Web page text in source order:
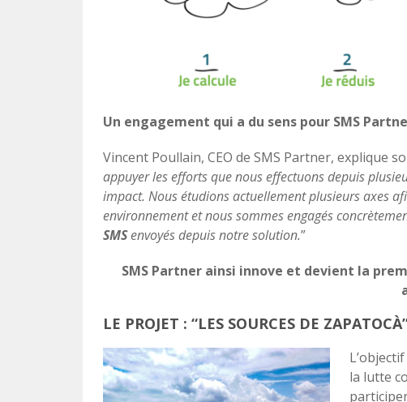
Un engagement qui a du sens pour SMS
Vincent Poullain, CEO de SMS Partner, explique
appuyer les efforts que nous effectuons depuis
impact. Nous étudions actuellement plusieurs axes
environnement et nous sommes engagés
SMSenvoyés depuis notre solution.”
SMS Partner ainsi innove et devient la
LE PROJET : “LES SOURCES DE
la lutte